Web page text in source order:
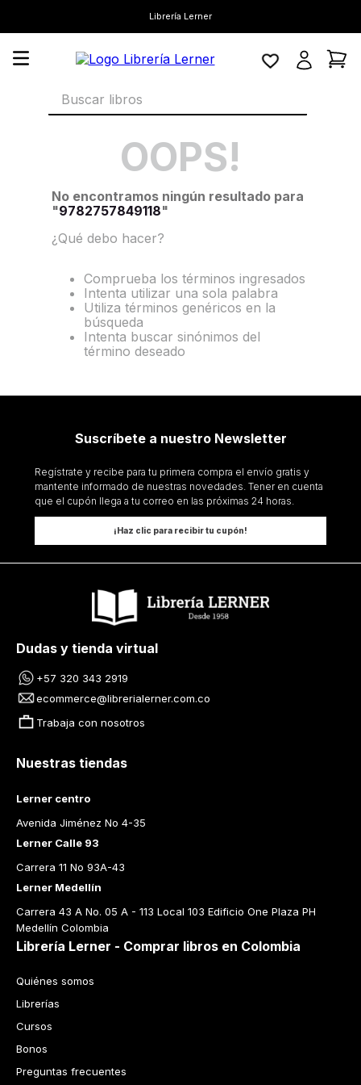
Librería Lerner
Buscar libros
OOPS!
No encontramos ningún resultado para
"9782757849118"
¿Qué debo hacer?
Comprueba los términos ingresados
Intenta utilizar una sola palabra
Utiliza términos genéricos en la
búsqueda
Intenta buscar sinónimos del
término deseado
Suscríbete a nuestro Newsletter
Regístrate y recibe para tu primera compra el envío gratis y
mantente informado de nuestras novedades. Tener en cuenta
que el cupón llega a tu correo en las próximas 24 horas.
¡Haz clic para recibir tu cupón!
Dudas y tienda virtual
+57 320 343 2919
ecommerce@librerialerner.com.co
Trabaja con nosotros
Nuestras tiendas
Lerner centro
Avenida Jiménez No 4-35
Lerner Calle 93
Carrera 11 No 93A-43
Lerner Medellín
Carrera 43 A No. 05 A - 113 Local 103 Edificio One Plaza PH
Medellín Colombia
Librería Lerner - Comprar libros en Colombia
Quiénes somos
Librerías
Cursos
Bonos
Preguntas frecuentes